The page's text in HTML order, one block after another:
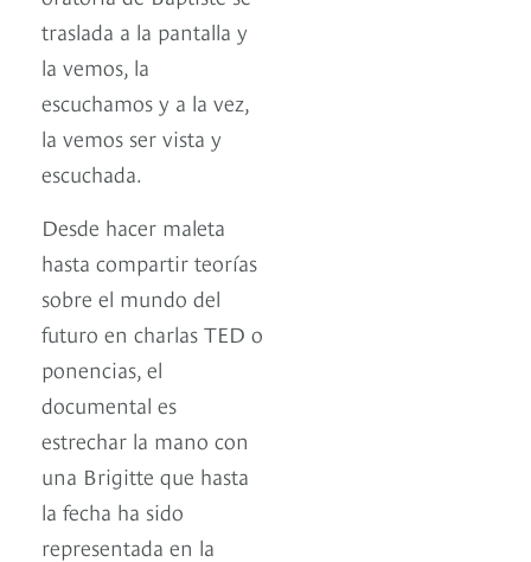
traslada a la pantalla y
la vemos, la
escuchamos y a la vez,
la vemos ser vista y
escuchada.
Desde hacer maleta
hasta compartir teorías
sobre el mundo del
futuro en charlas TED o
ponencias, el
documental es
estrechar la mano con
una Brigitte que hasta
la fecha ha sido
representada en la